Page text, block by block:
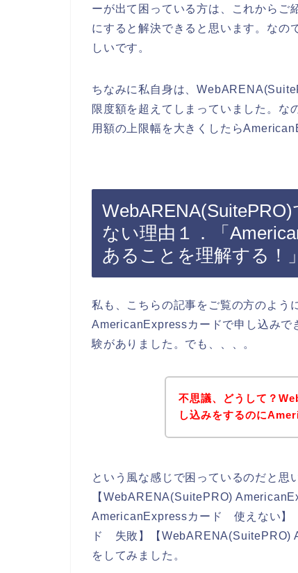
ーが出て困っている方は、これから
にすると解決できると思います。なの
しいです。
ちなみに私自身は、
限度額を超えてしまっていました。
用額の上限幅を大きくしたら
ない理由１．「
あることを理解する！」
私も、こちらの記事をご覧の方のよ
AmericanExpressカードで申し込みで
験がありました。でも、、、。
不思議、どうして？
し込みをするのに
という風な感じで困っているのだと思
【WebARENA(SuitePRO)
AmericanExpressカード 使えない】
ド 失敗】【WebARENA(SuitePRO)
をしてみました。